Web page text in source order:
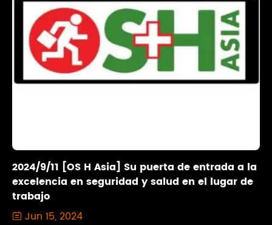
2024/9/11 [OS H Asia] Su puerta de entrada a la
excelencia en seguridad y salud en el lugar de
trabajo
 Jun 15, 2024